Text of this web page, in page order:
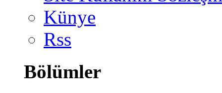
Künye
Rss
Bölümler